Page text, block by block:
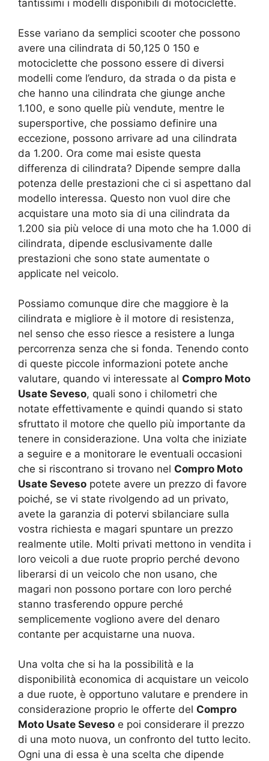
tantissimi i modelli disponibili di motociclette.
Esse variano da semplici scooter che possono
avere una cilindrata di 50,125 0 150 e
motociclette che possono essere di diversi
modelli come l’enduro, da strada o da pista e
che hanno una cilindrata che giunge anche
1.100, e sono quelle più vendute, mentre le
supersportive, che possiamo definire una
eccezione, possono arrivare ad una cilindrata
da 1.200. Ora come mai esiste questa
differenza di cilindrata? Dipende sempre dalla
potenza delle prestazioni che ci si aspettano dal
modello interessa. Questo non vuol dire che
acquistare una moto sia di una cilindrata da
1.200 sia più veloce di una moto che ha 1.000 di
cilindrata, dipende esclusivamente dalle
prestazioni che sono state aumentate o
applicate nel veicolo.
Possiamo comunque dire che maggiore è la
cilindrata e migliore è il motore di resistenza,
nel senso che esso riesce a resistere a lunga
percorrenza senza che si fonda. Tenendo conto
di queste piccole informazioni potete anche
valutare, quando vi interessate al Compro Moto
Usate Seveso, quali sono i chilometri che
notate effettivamente e quindi quando si stato
sfruttato il motore che quello più importante da
tenere in considerazione. Una volta che iniziate
a seguire e a monitorare le eventuali occasioni
che si riscontrano si trovano nel Compro Moto
Usate Seveso potete avere un prezzo di favore
poiché, se vi state rivolgendo ad un privato,
avete la garanzia di potervi sbilanciare sulla
vostra richiesta e magari spuntare un prezzo
realmente utile. Molti privati mettono in vendita i
loro veicoli a due ruote proprio perché devono
liberarsi di un veicolo che non usano, che
magari non possono portare con loro perché
stanno trasferendo oppure perché
semplicemente vogliono avere del denaro
contante per acquistarne una nuova.
Una volta che si ha la possibilità e la
disponibilità economica di acquistare un veicolo
a due ruote, è opportuno valutare e prendere in
considerazione proprio le offerte del Compro
Moto Usate Seveso e poi considerare il prezzo
di una moto nuova, un confronto del tutto lecito.
Ogni una di essa è una scelta che dipende